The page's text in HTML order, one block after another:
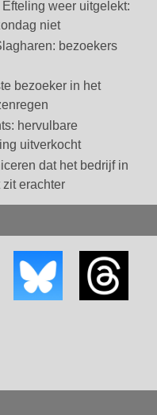
weer uitgelekt:
niet
bezoekers
bezoeker in het
hervulbare
uitverkocht
dat het bedrijf in
erachter